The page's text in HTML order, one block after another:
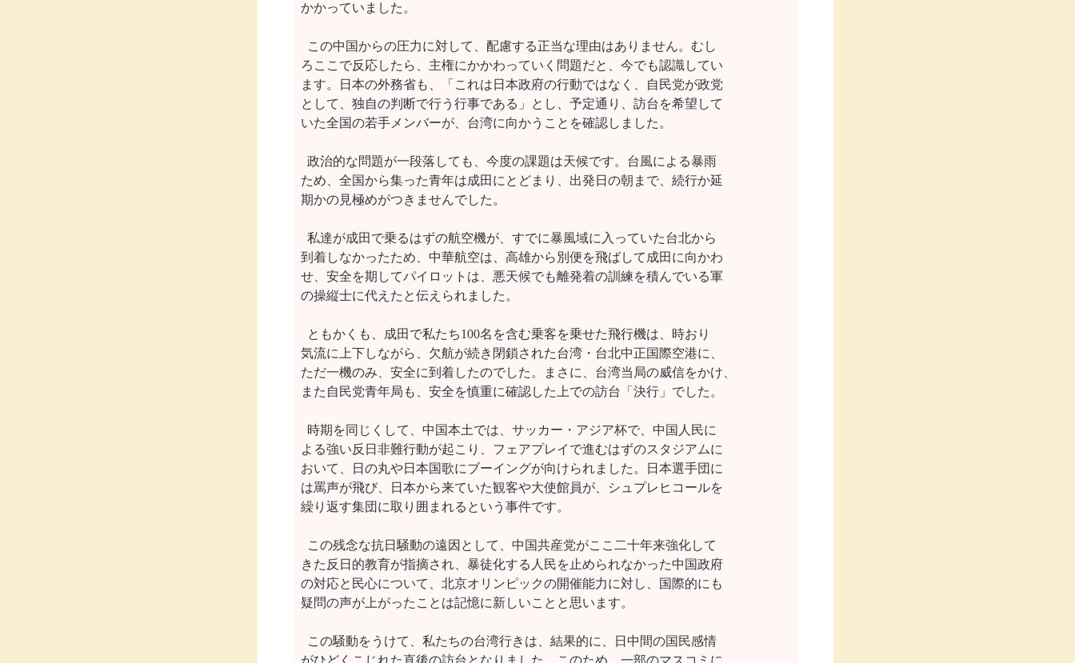
かかっていました。
  この中国からの圧力に対して、配慮する正当な理由はありません。むし
ろここで反応したら、主権にかかわっていく問題だと、今でも認識してい
ます。日本の外務省も、「これは日本政府の行動ではなく、自民党が政党
として、独自の判断で行う行事である」とし、予定通り、訪台を希望して
いた全国の若手メンバーが、台湾に向かうことを確認しました。
  政治的な問題が一段落しても、今度の課題は天候です。台風による暴雨
ため、全国から集った青年は成田にとどまり、出発日の朝まで、続行か延
期かの見極めがつきませんでした。
  私達が成田で乗るはずの航空機が、すでに暴風域に入っていた台北から
到着しなかったため、中華航空は、高雄から別便を飛ばして成田に向かわ
せ、安全を期してパイロットは、悪天候でも離発着の訓練を積んでいる軍
の操縦士に代えたと伝えられました。
  ともかくも、成田で私たち100名を含む乗客を乗せた飛行機は、時おり
気流に上下しながら、欠航が続き閉鎖された台湾・台北中正国際空港に、
ただ一機のみ、安全に到着したのでした。まさに、台湾当局の威信をかけ、
また自民党青年局も、安全を慎重に確認した上での訪台「決行」でした。
  時期を同じくして、中国本土では、サッカー・アジア杯で、中国人民に
よる強い反日非難行動が起こり、フェアプレイで進むはずのスタジアムに
おいて、日の丸や日本国歌にブーイングが向けられました。日本選手団に
は罵声が飛び、日本から来ていた観客や大使館員が、シュプレヒコールを
繰り返す集団に取り囲まれるという事件です。
  この残念な抗日騒動の遠因として、中国共産党がここ二十年来強化して
きた反日的教育が指摘され、暴徒化する人民を止められなかった中国政府
の対応と民心について、北京オリンピックの開催能力に対し、国際的にも
疑問の声が上がったことは記憶に新しいことと思います。
  この騒動をうけて、私たちの台湾行きは、結果的に、日中間の国民感情
がひどくこじれた直後の訪台となりました。このため、一部のマスコミに